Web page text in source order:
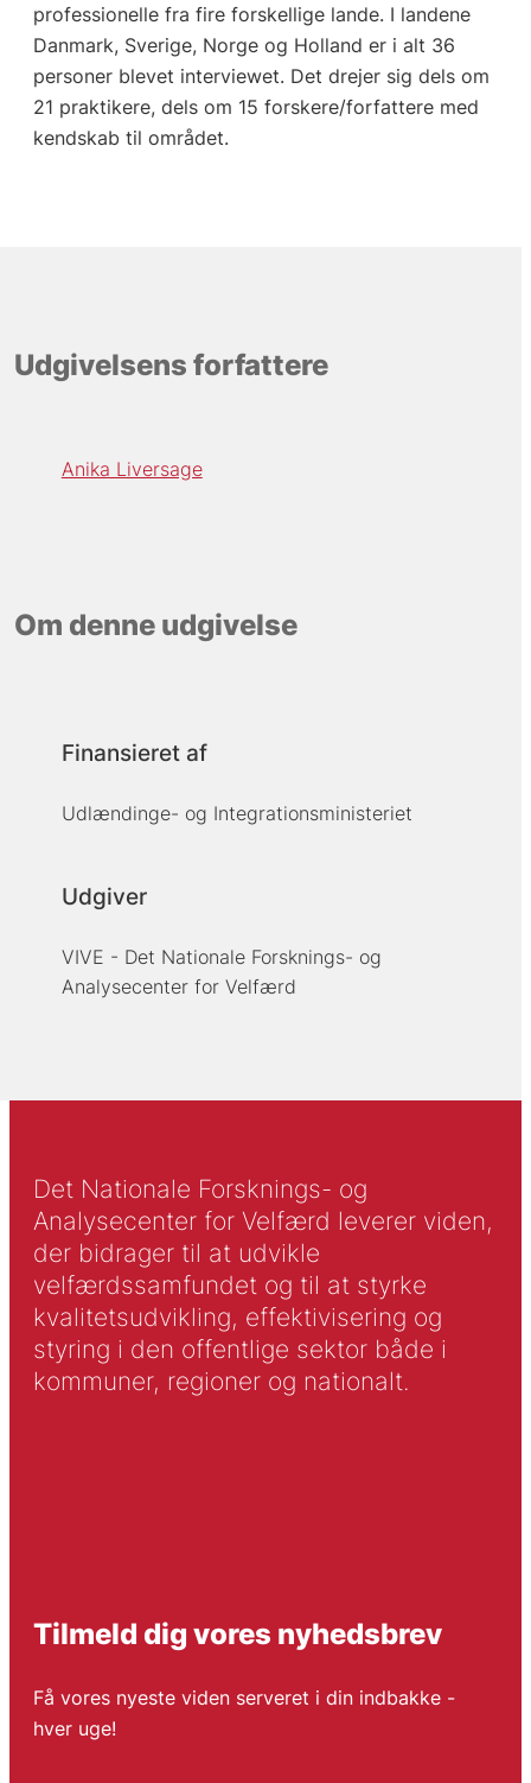
professionelle fra fire forskellige lande. I landene
Danmark, Sverige, Norge og Holland er i alt 36
personer blevet interviewet. Det drejer sig dels om
21 praktikere, dels om 15 forskere/forfattere med
kendskab til området.
Udgivelsens forfattere
Anika Liversage
Om denne udgivelse
Finansieret af
Udlændinge- og Integrationsministeriet
Udgiver
VIVE - Det Nationale Forsknings- og
Analysecenter for Velfærd
Det Nationale Forsknings- og
Analysecenter for Velfærd leverer viden,
der bidrager til at udvikle
velfærdssamfundet og til at styrke
kvalitetsudvikling, effektivisering og
styring i den offentlige sektor både i
kommuner, regioner og nationalt.
Tilmeld dig vores nyhedsbrev
Få vores nyeste viden serveret i din indbakke -
hver uge!